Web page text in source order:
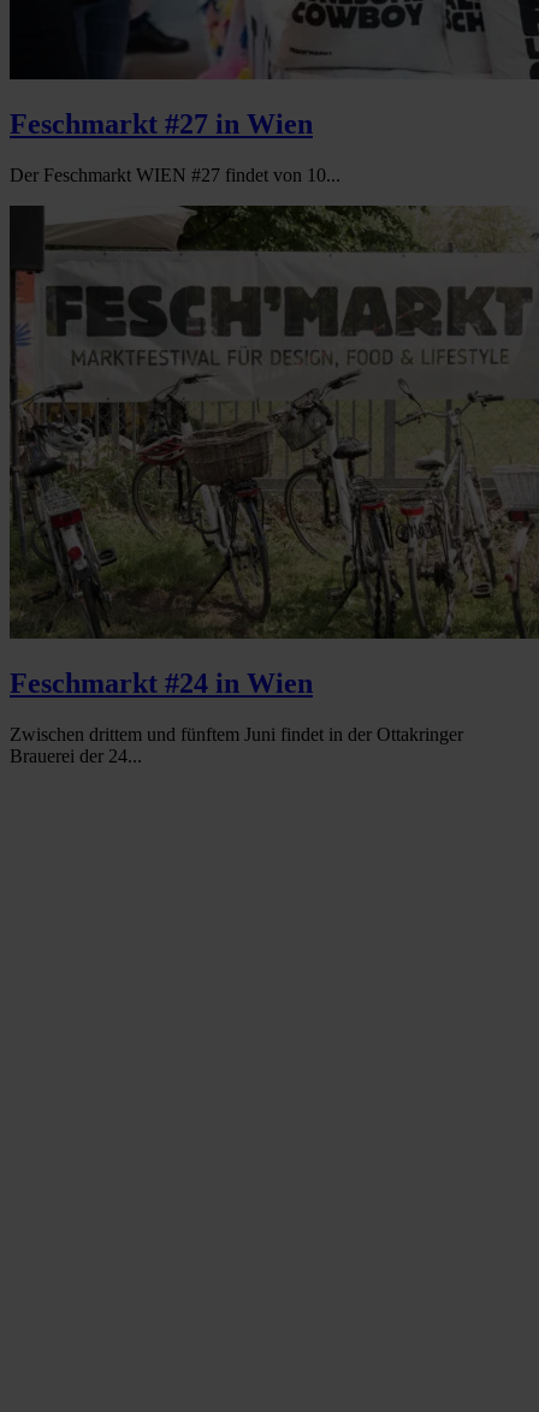
Feschmarkt #27 in Wien
Der Feschmarkt WIEN #27 findet von 10...
Feschmarkt #24 in Wien
Zwischen drittem und fünftem Juni findet in der Ottakringer
Brauerei der 24...